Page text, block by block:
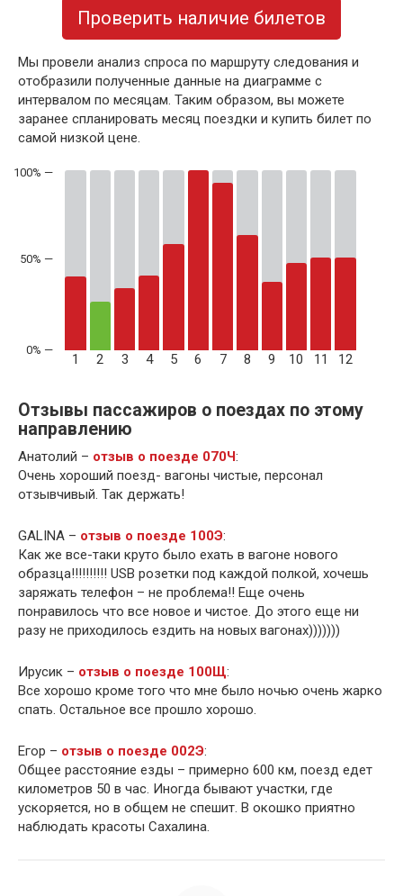
Проверить наличие билетов
Мы провели анализ спроса по маршруту следования и
отобразили полученные данные на диаграмме с
интервалом по месяцам. Таким образом, вы можете
заранее спланировать месяц поездки и купить билет по
самой низкой цене.
50% —
1 2 3 4 5 6 7 8 9 10 11 12
Отзывы пассажиров о поездах по этому
направлению
Анатолий – отзыв о поезде 070Ч:
Очень хороший поезд- вагоны чистые, персонал
отзывчивый. Так держать!
GALINA – отзыв о поезде 100Э:
Как же все-таки круто было ехать в вагоне нового
образца!!!!!!!!!! USB розетки под каждой полкой, хочешь
заряжать телефон – не проблема!! Еще очень
понравилось что все новое и чистое. До этого еще ни
разу не приходилось ездить на новых вагонах)))))))
Ирусик – отзыв о поезде 100Щ:
Все хорошо кроме того что мне было ночью очень жарко
спать. Остальное все прошло хорошо.
Егор – отзыв о поезде 002Э:
Общее расстояние езды – примерно 600 км, поезд едет
километров 50 в час. Иногда бывают участки, где
ускоряется, но в общем не спешит. В окошко приятно
наблюдать красоты Сахалина.